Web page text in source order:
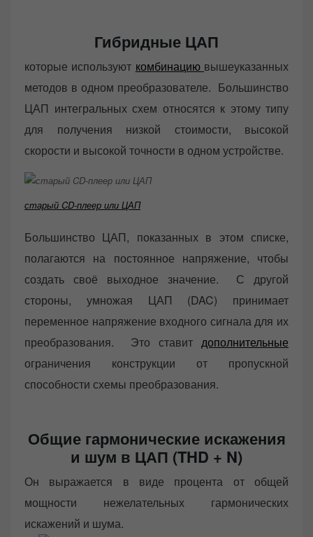
Гибридные ЦАП
которые используют комбинацию вышеуказанных
методов в одном преобразователе. Большинство
ЦАП интегральных схем относятся к этому типу
для получения низкой стоимости, высокой
скорости и высокой точности в одном устройстве.
старый CD-плеер или ЦАП
Большинство ЦАП, показанных в этом списке,
полагаются на постоянное напряжение, чтобы
создать своё выходное значение. С другой
стороны, умножая ЦАП (DAC) принимает
переменное напряжение входного сигнала для их
преобразования. Это ставит дополнительные
ограничения конструкции от пропускной
способности схемы преобразования.
Общие гармонические искажения
и шум в ЦАП (THD + N)
Он выражается в виде процента от общей
мощности нежелательных гармонических
искажений и шума.